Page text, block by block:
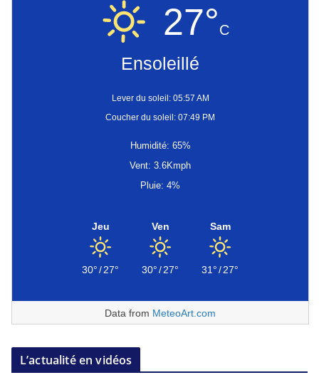
27°C
Ensoleillé
Lever du soleil: 05:57 AM
Coucher du soleil: 07:49 PM
Humidité: 65%
Vent: 3.6Kmph
Pluie: 4%
Jeu
30°/27°
Ven
30°/27°
Sam
31°/27°
Data from MeteoArt.com
L’actualité en vidéos